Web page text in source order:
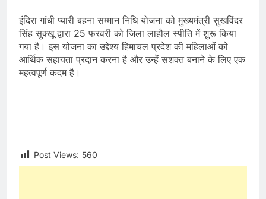
इंदिरा गांधी प्यारी बहना सम्मान निधि योजना को मुख्यमंत्री सुखविंदर
सिंह सुक्खू द्वारा 25 फरवरी को जिला लाहौल स्पीति में शुरू किया
गया है। इस योजना का उद्देश्य हिमाचल प्रदेश की महिलाओं को
आर्थिक सहायता प्रदान करना है और उन्हें सशक्त बनाने के लिए एक
महत्वपूर्ण कदम है।
Post Views: 560